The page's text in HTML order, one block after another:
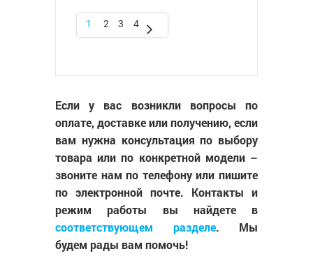
1 2 3 4
Если у вас возникли вопросы по
оплате, доставке или получению, если
вам нужна консультация по выбору
товара или по конкретной модели –
звоните нам по телефону или пишите
по электронной почте. Контакты и
режим работы вы найдете в
соответствующем разделе. Мы
будем рады вам помочь!